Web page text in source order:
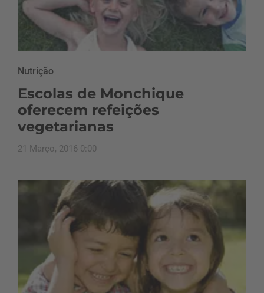
Nutrição
Escolas de Monchique
oferecem refeições
vegetarianas
21 Março, 2016 0:00